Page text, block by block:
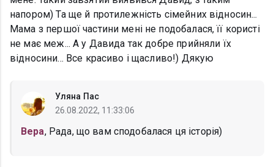
напором) Та ще й протилежність сімейних відносин...
Мама з першої частини мені не подобалася, її користі
не має меж... А у Давида так добре прийняли їх
відносини... Все красиво і щасливо!) Дякую
Уляна Пас
26.08.2022, 11:33:06
Вера, Рада, що вам сподобалася ця історія)